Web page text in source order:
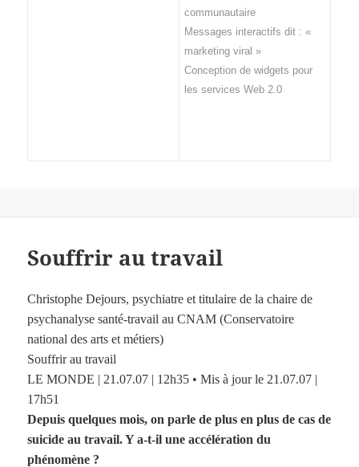
communautaire
Messages interactifs dit : «
marketing viral »
Conception de widgets pour
les services Web 2.0
Souffrir au travail
Christophe Dejours, psychiatre et titulaire de la chaire de
psychanalyse santé-travail au CNAM (Conservatoire
national des arts et métiers)
Souffrir au travail
LE MONDE | 21.07.07 | 12h35 • Mis à jour le 21.07.07 |
17h51
Depuis quelques mois, on parle de plus en plus de cas de
suicide au travail. Y a-t-il une accélération du
phénomène ?